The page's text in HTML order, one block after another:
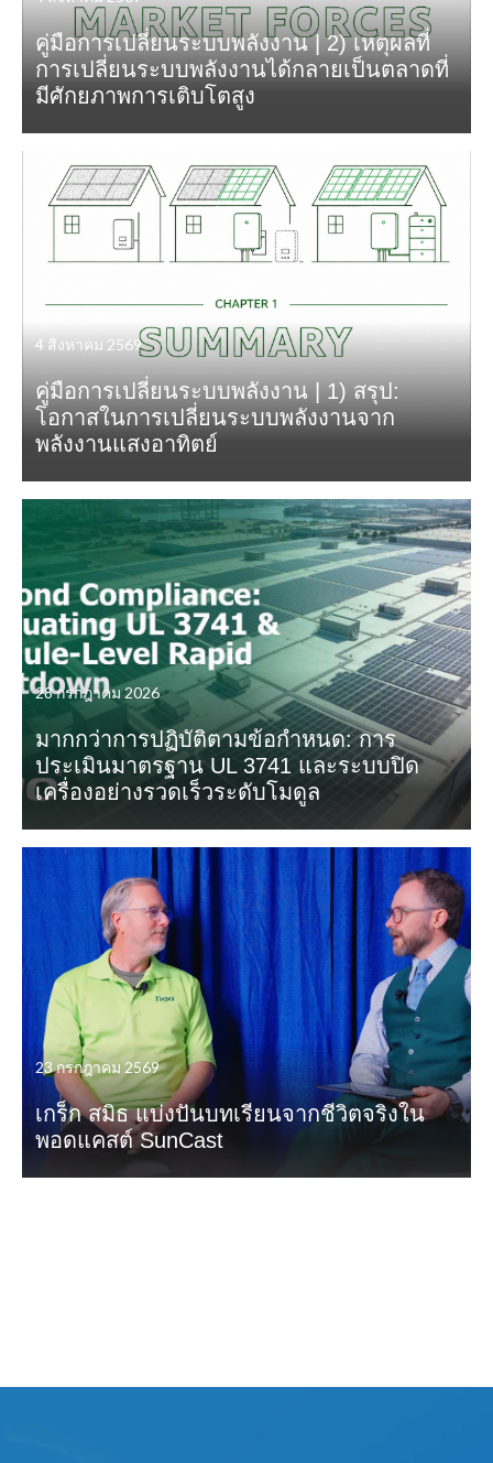
คู่มือการเปลี่ยนระบบพลังงาน | 2) เหตุผลที่
การเปลี่ยนระบบพลังงานได้กลายเป็นตลาดที่
มีศักยภาพการเติบโตสูง
4 สิงหาคม 2569
คู่มือการเปลี่ยนระบบพลังงาน | 1) สรุป:
โอกาสในการเปลี่ยนระบบพลังงานจาก
พลังงานแสงอาทิตย์
28 กรกฎาคม 2026
มากกว่าการปฏิบัติตามข้อกำหนด: การ
ประเมินมาตรฐาน UL 3741 และระบบปิด
เครื่องอย่างรวดเร็วระดับโมดูล
23 กรกฎาคม 2569
เกร็ก สมิธ แบ่งปันบทเรียนจากชีวิตจริงใน
พอดแคสต์ SunCast